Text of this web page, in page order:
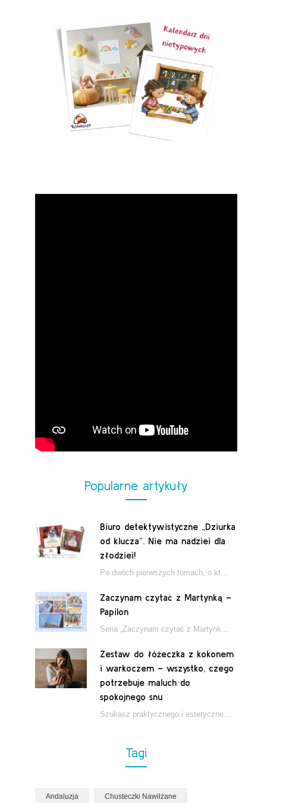
Popularne artykuły
Biuro detektywistyczne „Dziurka
od klucza”. Nie ma nadziei dla
złodziei!
Zaczynam czytać z Martynką –
Papilon
Zestaw do łóżeczka z kokonem
i warkoczem – wszystko, czego
potrzebuje maluch do
spokojnego snu
Tagi
Andaluzja Chusteczki Nawilżane